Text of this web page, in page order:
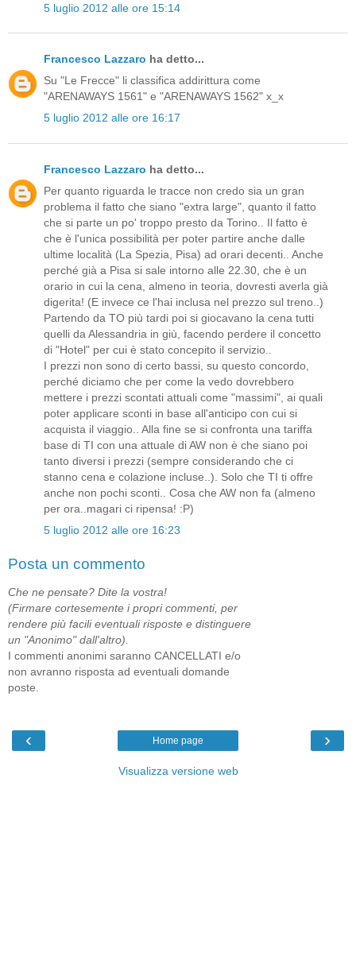
5 luglio 2012 alle ore 15:14
Francesco Lazzaro ha detto...
Su "Le Frecce" li classifica addirittura come
"ARENAWAYS 1561" e "ARENAWAYS 1562" x_x
5 luglio 2012 alle ore 16:17
Francesco Lazzaro ha detto...
Per quanto riguarda le tracce non credo sia un gran
problema il fatto che siano "extra large", quanto il fatto
che si parte un po' troppo presto da Torino.. Il fatto è
che è l'unica possibilità per poter partire anche dalle
ultime località (La Spezia, Pisa) ad orari decenti.. Anche
perché già a Pisa si sale intorno alle 22.30, che è un
orario in cui la cena, almeno in teoria, dovresti averla già
digerita! (E invece ce l'hai inclusa nel prezzo sul treno..)
Partendo da TO più tardi poi si giocavano la cena tutti
quelli da Alessandria in giù, facendo perdere il concetto
di "Hotel" per cui è stato concepito il servizio..
I prezzi non sono di certo bassi, su questo concordo,
perché diciamo che per come la vedo dovrebbero
mettere i prezzi scontati attuali come "massimi", ai quali
poter applicare sconti in base all'anticipo con cui si
acquista il viaggio.. Alla fine se si confronta una tariffa
base di TI con una attuale di AW non è che siano poi
tanto diversi i prezzi (sempre considerando che ci
stanno cena e colazione incluse..). Solo che TI ti offre
anche non pochi sconti.. Cosa che AW non fa (almeno
per ora..magari ci ripensa! :P)
5 luglio 2012 alle ore 16:23
Posta un commento
Che ne pensate? Dite la vostra!
(Firmare cortesemente i propri commenti, per
rendere più facili eventuali risposte e distinguere
un "Anonimo" dall'altro).
I commenti anonimi saranno CANCELLATI e/o
non avranno risposta ad eventuali domande
poste.
‹ ›
Home page
Visualizza versione web